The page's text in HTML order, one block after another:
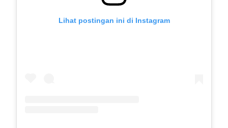
Lihat postingan ini di Instagram